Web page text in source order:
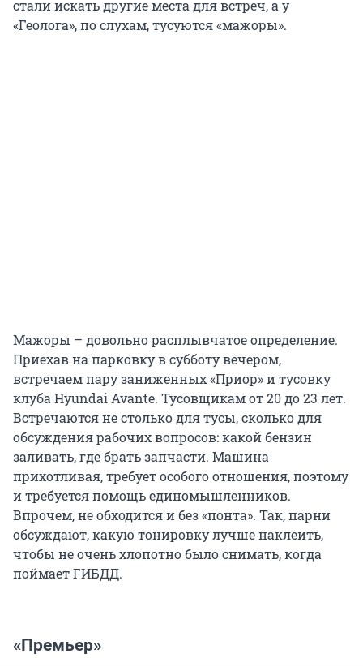
стали искать другие места для встреч, а у
«Геолога», по слухам, тусуются «мажоры».
Мажоры – довольно расплывчатое определение.
Приехав на парковку в субботу вечером,
встречаем пару заниженных «Приор» и тусовку
клуба Hyundai Avante. Тусовщикам от 20 до 23 лет.
Встречаются не столько для тусы, сколько для
обсуждения рабочих вопросов: какой бензин
заливать, где брать запчасти. Машина
прихотливая, требует особого отношения, поэтому
и требуется помощь единомышленников.
Впрочем, не обходится и без «понта». Так, парни
обсуждают, какую тонировку лучше наклеить,
чтобы не очень хлопотно было снимать, когда
поймает ГИБДД.
«Премьер»